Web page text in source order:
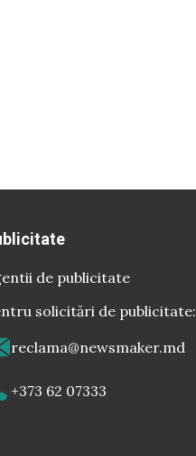
de publicitate
solicitări de publicitate:
reclama@newsmaker.md
+373 62 07333